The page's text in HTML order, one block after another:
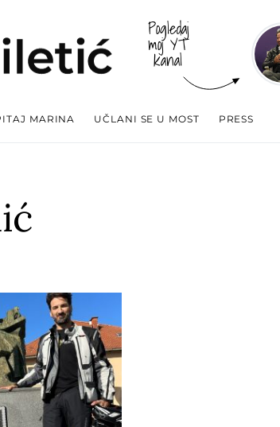
Pogledaj
moj YT
kanal
MARINA UČLANI SE U MOST PRESS